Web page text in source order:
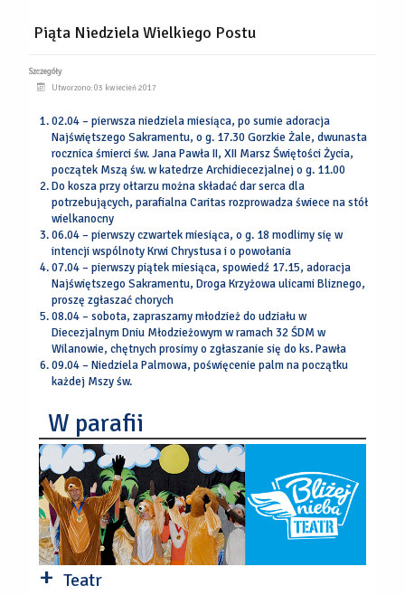
Piąta Niedziela Wielkiego Postu
Szczegóły
Utworzono: 03 kwiecień 2017
02.04 – pierwsza niedziela miesiąca, po sumie adoracja
Najświętszego Sakramentu, o g. 17.30 Gorzkie Żale, dwunasta
rocznica śmierci św. Jana Pawła II, XII Marsz Świętości Życia,
początek Mszą św. w katedrze Archidiecezjalnej o g. 11.00
Do kosza przy ołtarzu można składać dar serca dla
potrzebujących, parafialna Caritas rozprowadza świece na stół
wielkanocny
06.04 – pierwszy czwartek miesiąca, o g. 18 modlimy się w
intencji wspólnoty Krwi Chrystusa i o powołania
07.04 – pierwszy piątek miesiąca, spowiedź 17.15, adoracja
Najświętszego Sakramentu, Droga Krzyżowa ulicami Bliznego,
proszę zgłaszać chorych
08.04 – sobota, zapraszamy młodzież do udziału w
Diecezjalnym Dniu Młodzieżowym w ramach 32 ŚDM w
Wilanowie, chętnych prosimy o zgłaszanie się do ks. Pawła
09.04 – Niedziela Palmowa, poświęcenie palm na początku
każdej Mszy św.
W parafii
+ Teatr